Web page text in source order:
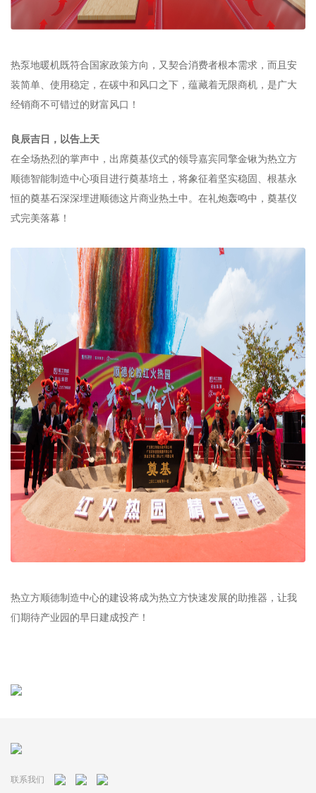
热泵地暖机既符合国家政策方向，又契合消费者根本需求，而且安
装简单、使用稳定，在碳中和风口之下，蕴藏着无限商机，是广大
经销商不可错过的财富风口！
良辰吉日，以告上天
在全场热烈的掌声中，出席奠基仪式的领导嘉宾同擎金锹为热立方
顺德智能制造中心项目进行奠基培土，将象征着坚实稳固、根基永
恒的奠基石深深埋进顺德这片商业热土中。在礼炮轰鸣中，奠基仪
式完美落幕！
热立方顺德制造中心的建设将成为热立方快速发展的助推器，让我
们期待产业园的早日建成投产！
联系我们